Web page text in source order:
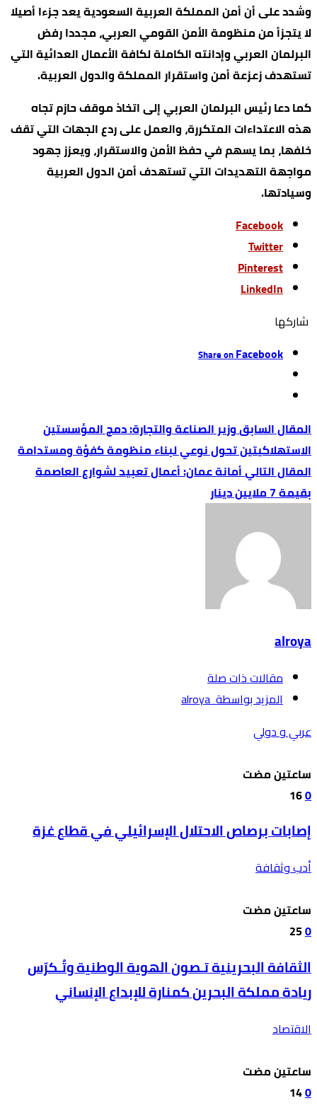
وشدد على أن أمن المملكة العربية السعودية يعد جزءا أصيلا
لا يتجزأ من منظومة الأمن القومي العربي، مجددا رفض
البرلمان العربي وإدانته الكاملة لكافة الأعمال العدائية التي
تستهدف زعزعة أمن واستقرار المملكة والدول العربية.
كما دعا رئيس البرلمان العربي إلى اتخاذ موقف حازم تجاه
هذه الاعتداءات المتكررة، والعمل على ردع الجهات التي تقف
خلفها، بما يسهم في حفظ الأمن والاستقرار، ويعزز جهود
مواجهة التهديدات التي تستهدف أمن الدول العربية
وسيادتها.
Facebook
Twitter
Pinterest
LinkedIn
‫‫ شاركها‬
Share onFacebook
وزير الصناعة والتجارة: دمج المؤسستين
الاستهلاكيتين تحول نوعي لبناء منظومة كفؤة ومستدامة
أمانة عمان: أعمال تعبيد لشوارع العاصمة
بقيمة 7 ملايين دينار
alroya
‫مقالات ذات صلة‬
‫‫المزيد بواسطة‬ ‬ alroya
عربي و دولي
‫‫‫‏‫ساعتين مضت‬
0
16
إصابات برصاص الاحتلال الإسرائيلي في قطاع غزة
أدب وثقافة
‫‫‫‏‫ساعتين مضت‬
0
25
الثقافة البحرينية تـصون الهوية الوطنية وتُـكرّس
ريادة مملكة البحرين كمنارة للإبداع الإنساني
الاقتصاد
‫‫‫‏‫ساعتين مضت‬
0
14